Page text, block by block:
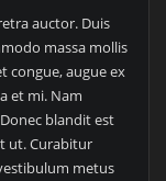
auctor. Duis
massa mollis
congue, augue ex
et mi. Nam
blandit est
ut. Curabitur
metus